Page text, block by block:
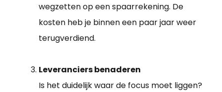
wegzetten op een spaarrekening. De
kosten heb je binnen een paar jaar weer
terugverdiend.
Leveranciers benaderen
Is het duidelijk waar de focus moet liggen?